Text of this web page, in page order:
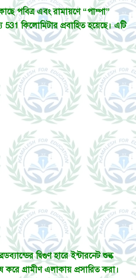
পবিত্র এবং রামায়ণে “পাম্পা”
531 কিলোমিটার প্রবাহিত হয়েছে। এটি
দ্বিগুণ হারে ইন্টারনেট শুল্ক
গ্রামীণ এলাকায় প্রসারিত করা।